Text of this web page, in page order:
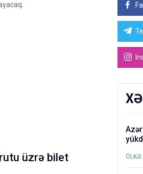
üzrə bilet
ÖLKƏ